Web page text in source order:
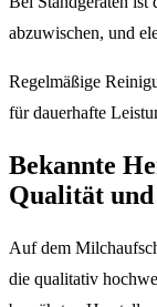
abzuwischen, und
Regelmäßige
für dauerhafte
Bekannte
Qualität
Auf dem
die qualitativ